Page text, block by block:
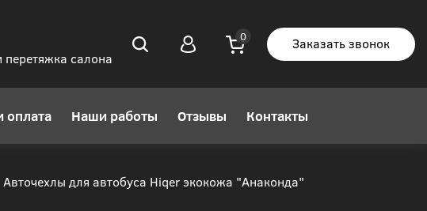
салона
Заказать звонок
оплата Наши работы Отзывы Контакты
Авточехлы для автобуса Hiqer экокожа "Анаконда"